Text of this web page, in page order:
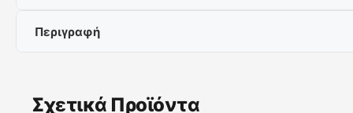
Καμινάδα / Τζάκι
Περιγραφή
Εξοπλισμένο με το σύστημα Hand Wave Control, δεν
Σχετικά Προϊόντα